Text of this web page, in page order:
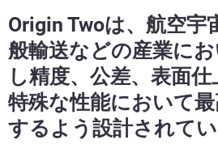
Origin Twoは、航空宇
般輸送などの産業に
し精度、公差、表面
特殊な性能において
するよう設計されてい